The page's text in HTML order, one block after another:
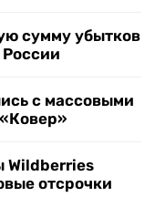
сумму убытков
с массовыми
Wildberries
отсрочки